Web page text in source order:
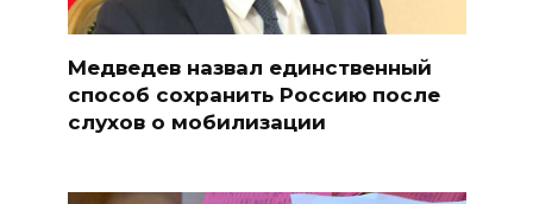
Медведев назвал единственный
способ сохранить Россию после
слухов о мобилизации